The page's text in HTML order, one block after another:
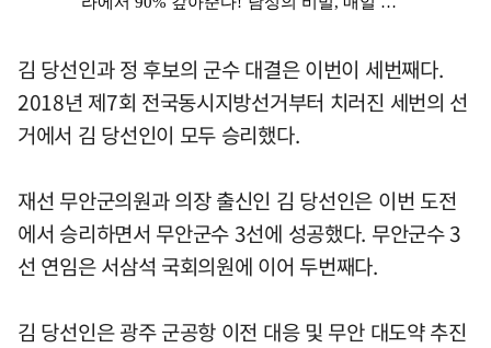
김 당선인과 정 후보의 군수 대결은 이번이 세번째다.
2018년 제7회 전국동시지방선거부터 치러진 세번의 선
거에서 김 당선인이 모두 승리했다.
재선 무안군의원과 의장 출신인 김 당선인은 이번 도전
에서 승리하면서 무안군수 3선에 성공했다. 무안군수 3
선 연임은 서삼석 국회의원에 이어 두번째다.
김 당선인은 광주 군공항 이전 대응 및 무안 대도약 추진